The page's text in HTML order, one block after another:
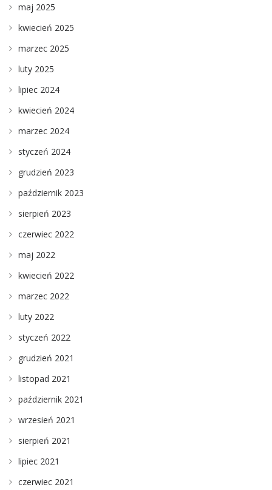
maj 2025
kwiecień 2025
marzec 2025
luty 2025
lipiec 2024
kwiecień 2024
marzec 2024
styczeń 2024
grudzień 2023
październik 2023
sierpień 2023
czerwiec 2022
maj 2022
kwiecień 2022
marzec 2022
luty 2022
styczeń 2022
grudzień 2021
listopad 2021
październik 2021
wrzesień 2021
sierpień 2021
lipiec 2021
czerwiec 2021